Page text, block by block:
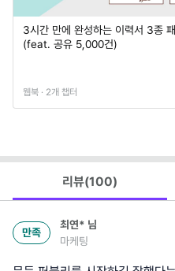
3시간 만에 완성하는 이력서 3종 패
(feat. 공유 5,000건)
웹북 · 2개 챕터
리뷰(100)
만족
최연* 님
마케팅